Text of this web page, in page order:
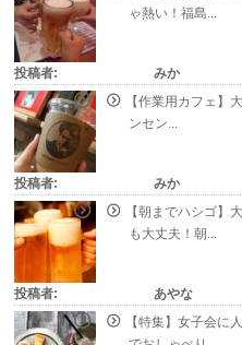
ゃ熱い！福島...
投稿者:
みか
【作業用カフェ】
ンセン...
投稿者:
みか
【朝までハシゴ】
も大丈夫！朝...
投稿者:
あやな
【特集】女子会に